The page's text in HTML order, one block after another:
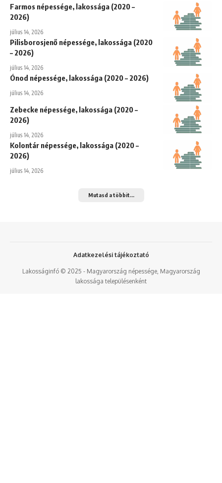
Farmos népessége, lakossága (2020 –
2026)
július 14, 2026
Pilisborosjenő népessége, lakossága (2020
– 2026)
július 14, 2026
Ónod népessége, lakossága (2020 – 2026)
július 14, 2026
Zebecke népessége, lakossága (2020 –
2026)
július 14, 2026
Kolontár népessége, lakossága (2020 –
2026)
július 14, 2026
Mutasd a többit...
Lakosságinfó © 2025 - Magyarország népessége, Magyarország
lakossága településenként
Adatkezelési tájékoztató